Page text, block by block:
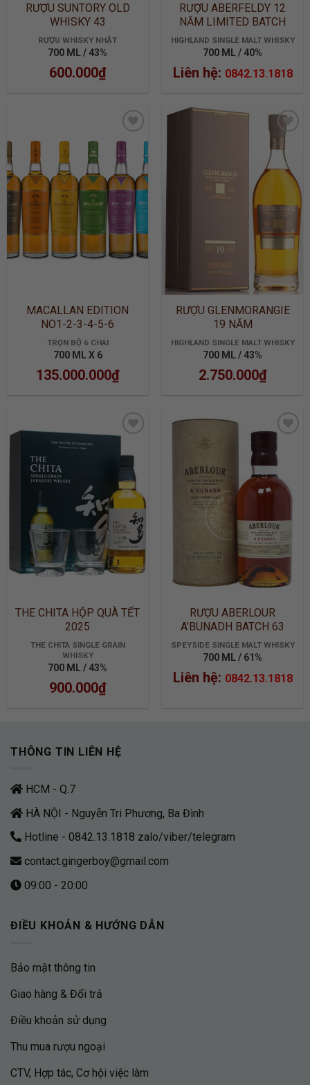
RƯỢU SUNTORY OLD
WHISKY 43
RƯỢU WHISKY NHẬT
700 ML / 43%
600.000₫
RƯỢU ABERFELDY 12
NĂM LIMITED BATCH
2905
HIGHLAND SINGLE MALT WHISKY
700 ML / 40%
Liên hệ: 0842.13.1818
ADD TO
WISHLIST
MACALLAN EDITION
NO1-2-3-4-5-6
TRỌN BỘ 6 CHAI
700 ML X 6
135.000.000₫
ADD TO
WISHLIST
RƯỢU GLENMORANGIE
19 NĂM
HIGHLAND SINGLE MALT WHISKY
700 ML / 43%
2.750.000₫
WISHLIST
THE CHITA HỘP QUÀ TẾT
2025
THE CHITA SINGLE GRAIN
WHISKY
700 ML / 43%
900.000₫
ADD TO
WISHLIST
RƯỢU ABERLOUR
A’BUNADH BATCH 63
SPEYSIDE SINGLE MALT WHISKY
700 ML / 61%
Liên hệ: 0842.13.1818
THÔNG TIN LIÊN HỆ
HCM - Q.7
HÀ NỘI - Nguyễn Tri Phương, Ba Đình
Hotline - 0842.13.1818 zalo/viber/telegram
contact.gingerboy@gmail.com
09:00 - 20:00
ĐIỀU KHOẢN & HƯỚNG DẪN
Bảo mật thông tin
Giao hàng & Đổi trả
Điều khoản sử dụng
Thu mua rượu ngoại
CTV, Hợp tác, Cơ hội việc làm